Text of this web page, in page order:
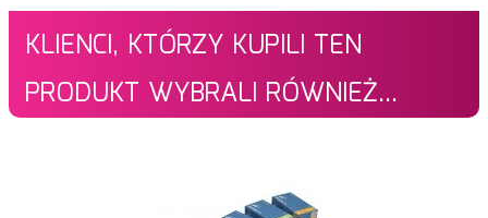
KLIENCI, KTÓRZY KUPILI TEN
PRODUKT WYBRALI RÓWNIEŻ...